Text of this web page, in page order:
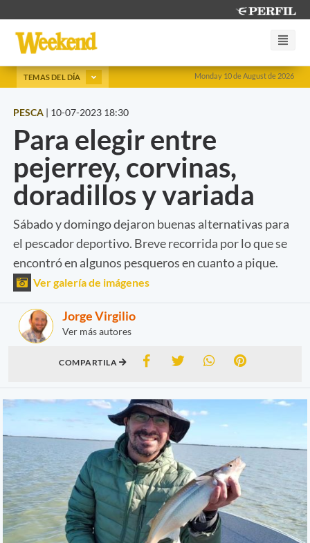
Monday 10 de August de 2026
TEMAS DEL DÍA
PESCA | 10-07-2023 18:30
Para elegir entre
pejerrey, corvinas,
doradillos y variada
Sábado y domingo dejaron buenas alternativas para
el pescador deportivo. Breve recorrida por lo que se
encontró en algunos pesqueros en cuanto a pique.
Ver galería de imágenes
Jorge Virgilio
Ver más autores
COMPARTILA